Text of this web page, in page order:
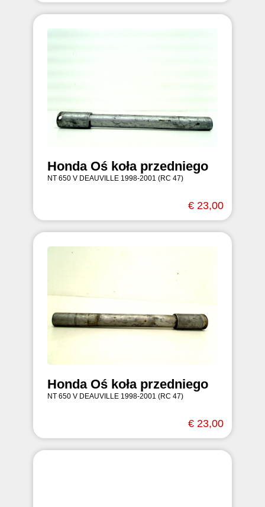
Honda Oś koła przedniego
NT 650 V DEAUVILLE 1998-2001 (RC 47)
€ 23,00
Honda Oś koła przedniego
NT 650 V DEAUVILLE 1998-2001 (RC 47)
€ 23,00